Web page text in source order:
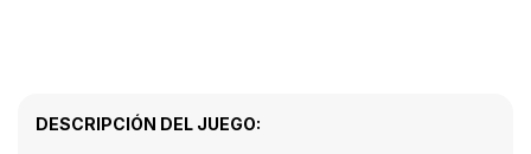
DESCRIPCIÓN DEL JUEGO: